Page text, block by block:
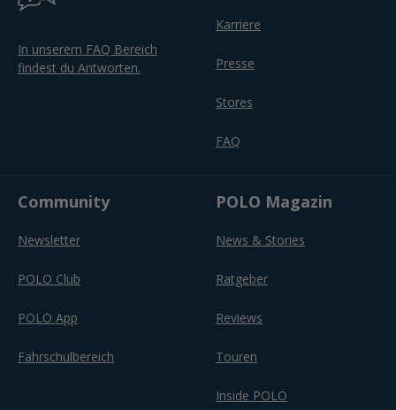
In unserem FAQ Bereich
findest du Antworten.
Karriere
Presse
Stores
FAQ
Community
Newsletter
POLO Club
POLO App
Fahrschulbereich
POLO Magazin
News & Stories
Ratgeber
Reviews
Touren
Inside POLO